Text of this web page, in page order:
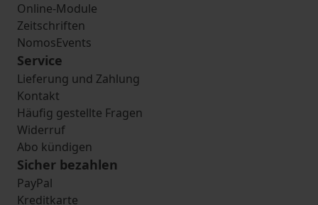
Online-Module
Zeitschriften
NomosEvents
Service
Lieferung und Zahlung
Kontakt
Häufig gestellte Fragen
Widerruf
Abo kündigen
Sicher bezahlen
PayPal
Kreditkarte